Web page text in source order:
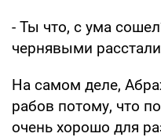
- Ты что, с ума
чернявыми
На самом деле,
рабов потому, что
очень хорошо для